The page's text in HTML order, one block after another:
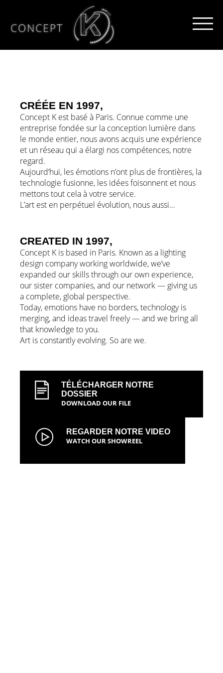
Créée en 1997,
Concept K est basé à Paris. Connue comme une
entreprise fondée sur la conception lumière dans
le monde entier, nous avons acquis une expérience
et un réseau qui a élargi nos compétences, notre
regard.
Aujourd’hui, les émotions n’ont plus de frontières, la
technologie fusionne, les idées foisonnent et nous
mettons tout cela à votre service.
L’art est en perpétuel évolution, nous aussi…
Created in 1997,
Concept K is based in Paris. Known as a lighting
design company working worldwide, we’ve
expanded our skills through our own experience,
our sister companies, and our network — giving us
a complete, global perspective.
Today, emotions have no borders, technology is
merging, and ideas travel freely — and we bring all
that knowledge to you.
Art is constantly evolving. So are we.
TÉLÉCHARGER NOTRE
DOSSIER
DOWNLOAD OUR FILE
REGARDER NOTRE VIDEO
WATCH OUR SHOWREEL